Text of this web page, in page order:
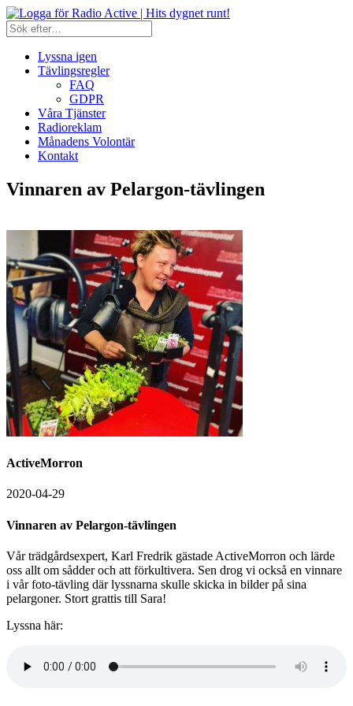
Lyssna igen
Tävlingsregler
FAQ
GDPR
Våra Tjänster
Radioreklam
Månadens Volontär
Kontakt
Vinnaren av Pelargon-tävlingen
ActiveMorron
2020-04-29
Vinnaren av Pelargon-tävlingen
Vår trädgårdsexpert, Karl Fredrik gästade ActiveMorron och lärde
oss allt om sådder och att förkultivera. Sen drog vi också en vinnare
i vår foto-tävling där lyssnarna skulle skicka in bilder på sina
pelargoner. Stort grattis till Sara!
Lyssna här: